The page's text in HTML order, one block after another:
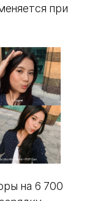
при
на 6 700